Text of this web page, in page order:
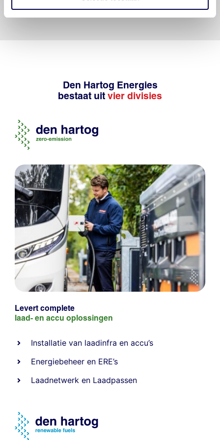
onjuist gebruik van de gepubliceerde gegevens.
Den Hartog Energies
bestaat uit vier divisies
Levert complete
laad- en accu oplossingen
Installatie van laadinfra en accu’s
Energiebeheer en ERE’s
Laadnetwerk en Laadpassen